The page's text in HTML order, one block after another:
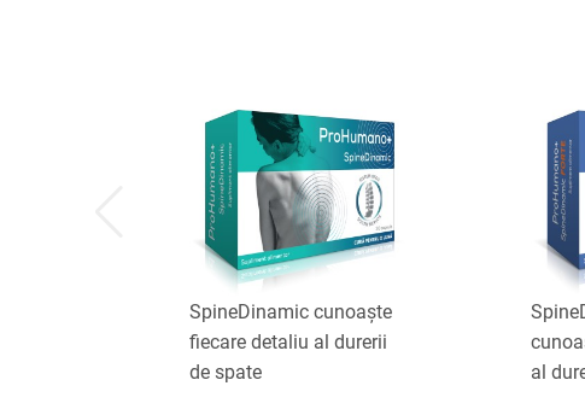
SpineDinamic cunoaște
fiecare detaliu al durerii
de spate
al